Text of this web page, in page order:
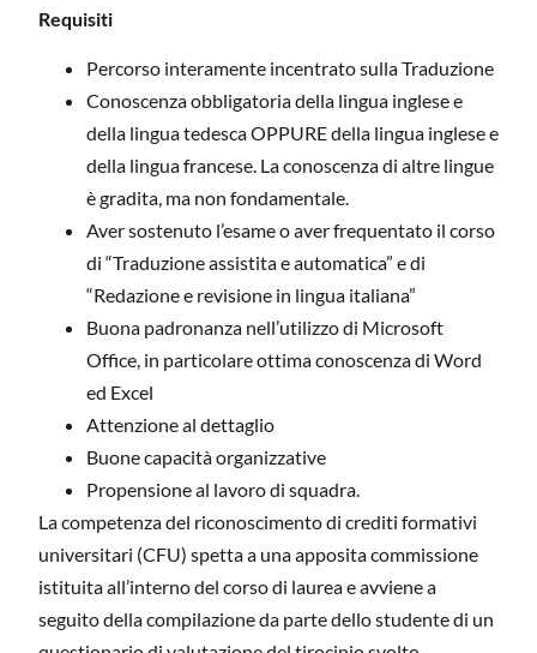
Requisiti
Percorso interamente incentrato sulla Traduzione
Conoscenza obbligatoria della lingua inglese e
della lingua tedesca OPPURE della lingua inglese e
della lingua francese. La conoscenza di altre lingue
è gradita, ma non fondamentale.
Aver sostenuto l’esame o aver frequentato il corso
di “Traduzione assistita e automatica” e di
“Redazione e revisione in lingua italiana”
Buona padronanza nell’utilizzo di Microsoft
Office, in particolare ottima conoscenza di Word
ed Excel
Attenzione al dettaglio
Buone capacità organizzative
Propensione al lavoro di squadra.
La competenza del riconoscimento di crediti formativi
universitari (CFU) spetta a una apposita commissione
istituita all’interno del corso di laurea e avviene a
seguito della compilazione da parte dello studente di un